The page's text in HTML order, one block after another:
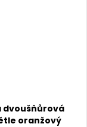
dvoušňůrová
oranžový